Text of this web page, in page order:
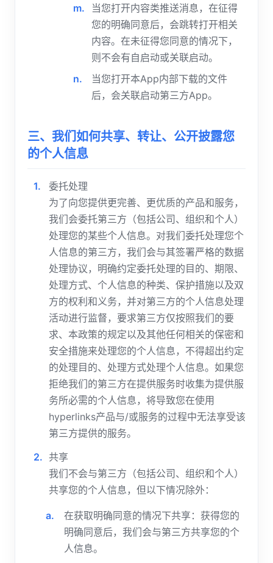
当您打开内容类推送消息，在征得
您的明确同意后，会跳转打开相关
内容。在未征得您同意的情况下，
则不会有自启动或关联启动。
当您打开本App内部下载的文件
后，会关联启动第三方App。
三、我们如何共享、转让、公开披露您
的个人信息
委托处理
为了向您提供更完善、更优质的产品和服务，
我们会委托第三方（包括公司、组织和个人）
处理您的某些个人信息。对我们委托处理您个
人信息的第三方，我们会与其签署严格的数据
处理协议，明确约定委托处理的目的、期限、
处理方式、个人信息的种类、保护措施以及双
方的权利和义务，并对第三方的个人信息处理
活动进行监督，要求第三方仅按照我们的要
求、本政策的规定以及其他任何相关的保密和
安全措施来处理您的个人信息，不得超出约定
的处理目的、处理方式处理个人信息。如果您
拒绝我们的第三方在提供服务时收集为提供服
务所必需的个人信息，将导致您在使用
hyperlinks产品与/或服务的过程中无法享受该
第三方提供的服务。
共享
我们不会与第三方（包括公司、组织和个人）
共享您的个人信息，但以下情况除外：
在获取明确同意的情况下共享：获得您的
明确同意后，我们会与第三方共享您的个
人信息。